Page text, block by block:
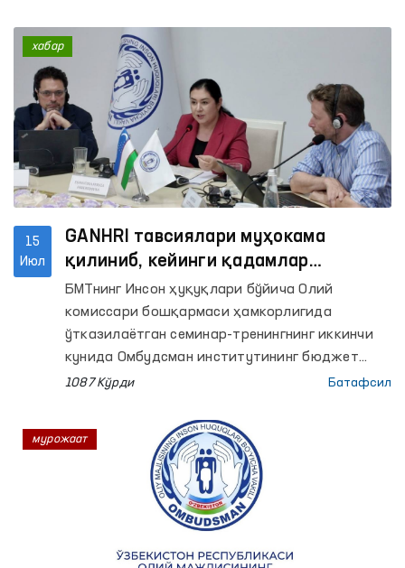
15
Июл
GANHRI тавсиялари муҳокама
қилиниб, кейинги қадамлар
белгилаб олинди
БМТнинг Инсон ҳуқуқлари бўйича Олий
комиссари бошқармаси ҳамкорлигида
ўтказилаётган семинар-тренингнинг иккинчи
кунида Омбудсман институтининг бюджет
жараёни, стратегик ривожланиш режаси,
фаолияти ҳамда институционал салоҳияти
бўйича тақдимотлар намойиш этилди.
Шунингдек, иштирокчилар билан
аккредитация жараёнининг асосий талаблари
юзасидан савол-жавоб ва фикр алмашувлар
1087 Кўрди Батафсил
хабар
мурожаат